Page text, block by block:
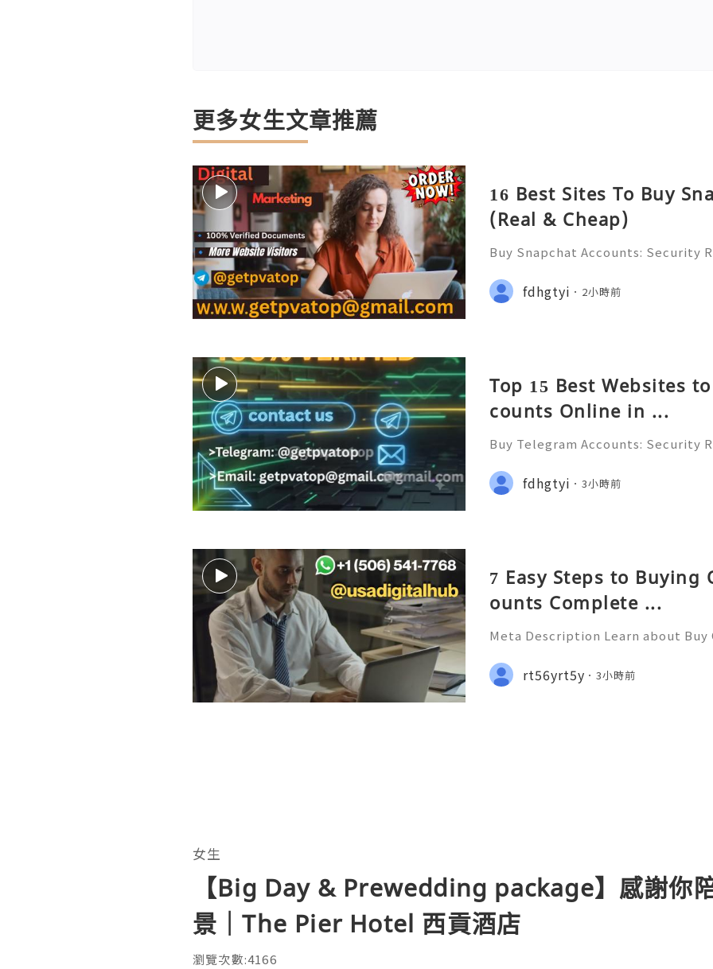
更多女生文章推薦
16 Best Sites To Buy
(Real & Cheap)
Buy Snapchat Accounts: Security
For more information,just knock
📱 Telegram:@getpvatop
fdhgtyi 2小時前
Top 15 Best Websites
counts Online in ...
Buy Telegram Accounts: Security
For more information,just knock
📱 Telegram:@getpvatop
fdhgtyi 3小時前
7 Easy Steps to Buying
ounts Complete ...
Meta Description Learn about
ership, recovery, account
count management practice
rt56yrt5y 3小時前
女生
【Big Day & Prewedding package】感謝你
景｜The Pier Hotel 西貢酒店
瀏覽次數:4166